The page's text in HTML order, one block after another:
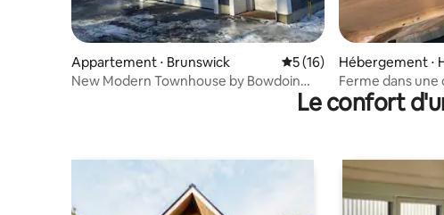
Appartement ⋅ Brunswick Évaluation moyenne sur la
5 (16)
New Modern Townhouse by Bowdoin
Hébergement ⋅
Ferme dans une
sur la côte du
Le confort